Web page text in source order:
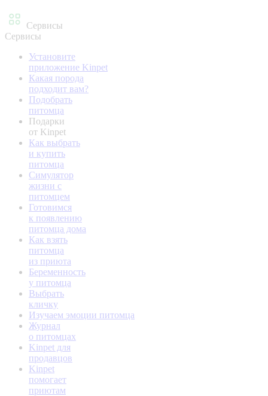
Сервисы
Сервисы
Установите
приложение Kinpet
Какая порода
подходит вам?
Подобрать
питомца
Подарки
от Kinpet
Как выбрать
и купить
питомца
Симулятор
жизни с
питомцем
Готовимся
к появлению
питомца дома
Как взять
питомца
из приюта
Беременность
у питомца
Выбрать
кличку
Изучаем эмоции питомца
Журнал
о питомцах
Kinpet для
продавцов
Kinpet
помогает
приютам